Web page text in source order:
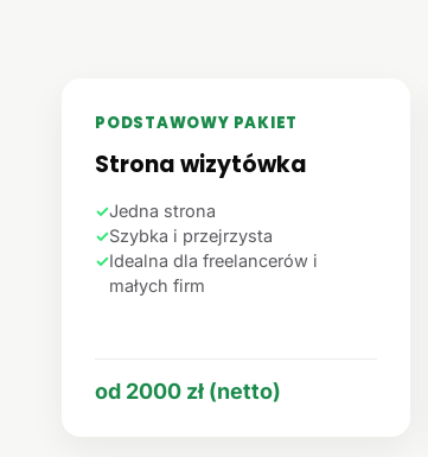
PODSTAWOWY PAKIET
Strona wizytówka
✓Jedna strona
✓Szybka i przejrzysta
✓Idealna dla freelancerów i
małych firm
od 2000 zł (netto)